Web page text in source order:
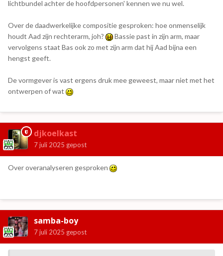
lichtbundel achter de hoofdpersonen' kennen we nu wel.
Over de daadwerkelijke compositie gesproken: hoe onmenselijk
houdt Aad zijn rechterarm, joh?
Bassie past in zijn arm, maar
vervolgens staat Bas ook zo met zijn arm dat hij Aad bijna een
hengst geeft.
De vormgever is vast ergens druk mee geweest, maar niet met het
ontwerpen of wat
djkoelkast
7 juli 2025 gepost
Over overanalyseren gesproken
samba-boy
7 juli 2025 gepost